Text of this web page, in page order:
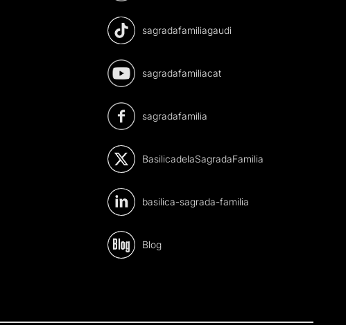
sagradafamiliagaudi
sagradafamiliacat
sagradafamilia
BasilicadelaSagradaFamilia
basilica-sagrada-familia
Blog